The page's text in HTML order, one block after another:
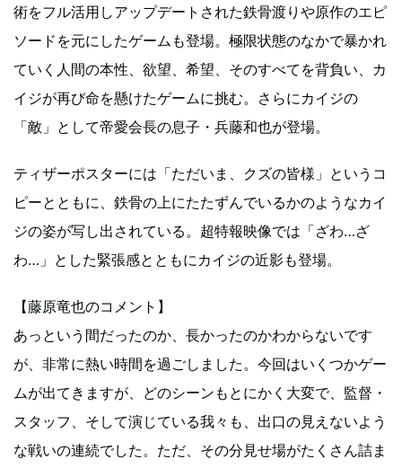
術をフル活用しアップデートされた鉄骨渡りや原作のエピ
ソードを元にしたゲームも登場。極限状態のなかで暴かれ
ていく人間の本性、欲望、希望、そのすべてを背負い、カ
イジが再び命を懸けたゲームに挑む。さらにカイジの
「敵」として帝愛会長の息子・兵藤和也が登場。
ティザーポスターには「ただいま、クズの皆様」というコ
ピーとともに、鉄骨の上にたたずんでいるかのようなカイ
ジの姿が写し出されている。超特報映像では「ざわ…ざ
わ…」とした緊張感とともにカイジの近影も登場。
【藤原竜也のコメント】
あっという間だったのか、長かったのかわからないです
が、非常に熱い時間を過ごしました。今回はいくつかゲー
ムが出てきますが、どのシーンもとにかく大変で、監督・
スタッフ、そして演じている我々も、出口の見えないよう
な戦いの連続でした。ただ、その分見せ場がたくさん詰ま